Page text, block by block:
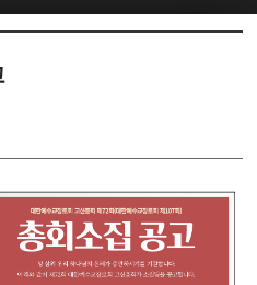
북5
케치북5